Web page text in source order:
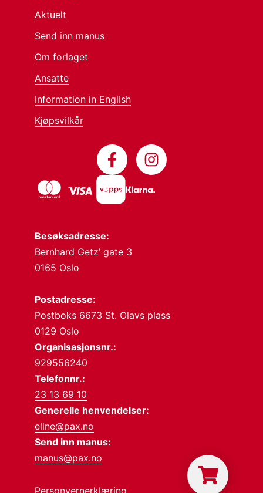
Besøksadresse:
Bernhard Getz’ gate 3
0165 Oslo
Postadresse:
Postboks 6673 St. Olavs plass
0129 Oslo
Organisasjonsnr.:
929556240
Telefonnr.:
23 13 69 10
Generelle henvendelser:
eline@pax.no
Send inn manus:
manus@pax.no
Personvernerklæring
Aktuelt
Send inn manus
Om forlaget
Ansatte
Information in English
Kjøpsvilkår